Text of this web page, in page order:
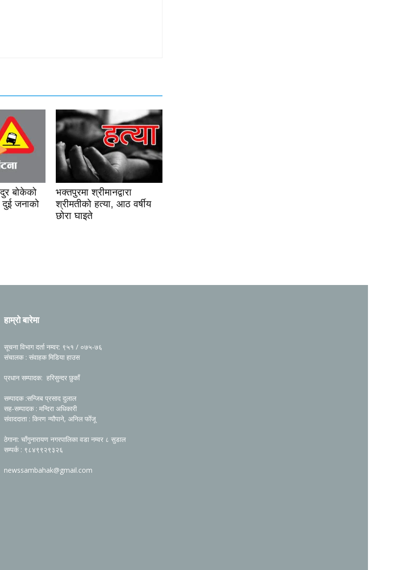
बोकेको
दुई जनाको
भक्तपुरमा श्रीमानद्वारा
श्रीमतीको हत्या, आठ वर्षीय
छोरा घाइते
हाम्रो बारेमा
सूचना विभाग दर्ता नम्वर: ९५१ / ०७५-७६
संचालक : संवाहक मिडिया हाउस
प्रधान सम्पादक: हरिसुन्दर छुकाँ
सम्पादक :सन्जिब प्रसाद दुलाल
सह-सम्पादक : मन्दिरा अधिकारी
संवाददाता : किरण न्यौपाने, अनिल फोँजू
ठेगाना: चाँगुनारायण नगरपालिका वडा नम्वर ८ सुडाल
सम्पर्क : ९८४९९२९३२६
newssambahak@gmail.com